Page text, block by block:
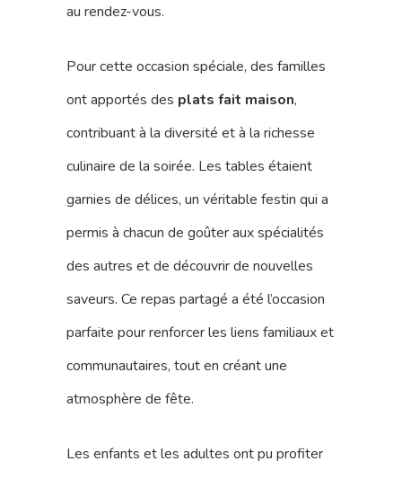
au rendez-vous.
Pour cette occasion spéciale, des familles
ont apportés des plats fait maison,
contribuant à la diversité et à la richesse
culinaire de la soirée. Les tables étaient
garnies de délices, un véritable festin qui a
permis à chacun de goûter aux spécialités
des autres et de découvrir de nouvelles
saveurs. Ce repas partagé a été l’occasion
parfaite pour renforcer les liens familiaux et
communautaires, tout en créant une
atmosphère de fête.
Les enfants et les adultes ont pu profiter